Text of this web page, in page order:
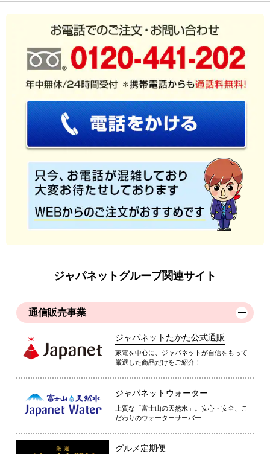
ジャパネットグループ関連サイト
通信販売事業
ジャパネットたかた公式通販
家電を中心に、ジャパネットが自信をもって
厳選した商品だけをご紹介！
ジャパネットウォーター
上質な「富士山の天然水」。安心・安全、こ
だわりのウォーターサーバー
グルメ定期便